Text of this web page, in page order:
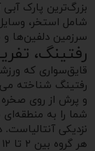
بزرگ‌ترین پارک آبی
شامل استخر،
سرزمین دلفین‌ها
رفتینگ،
قایق‌سواری که
رفتینگ شناخته
و پرش از روی صخره
شما را به منطقه‌ای
نزدیکی